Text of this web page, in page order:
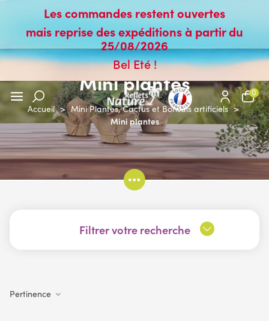
Les commandes restent ouvertes
mais reprise des expéditions à partir du
25/08/2026
Bel Eté !
0
Mini plantes
Accueil > Mini Plantes, Cactus et Bonsaïs artificiels >
Mini plantes
Filtrer votre recherche
Pertinence